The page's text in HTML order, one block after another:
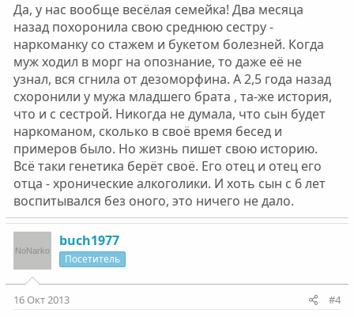
Да, у нас вообще весёлая семейка! Два месяца
назад похоронила свою среднюю сестру -
наркоманку со стажем и букетом болезней. Когда
муж ходил в морг на опознание, то даже её не
узнал, вся сгнила от дезоморфина. А 2,5 года назад
схоронили у мужа младшего брата , та-же история,
что и с сестрой. Никогда не думала, что сын будет
наркоманом, сколько в своё время бесед и
примеров было. Но жизнь пишет свою историю.
Всё таки генетика берёт своё. Его отец и отец его
отца - хронические алкоголики. И хоть сын с 6 лет
воспитывался без оного, это ничего не дало.
buch1977
Посетитель
16 Окт 2013 #4